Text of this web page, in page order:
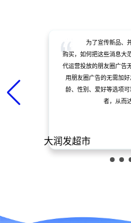
红枫叶广告代运
合自身的投放需求及按省
等数百个维度精准投放广
广，瞄得准，投得稳的营
定更多的、更
民生银行